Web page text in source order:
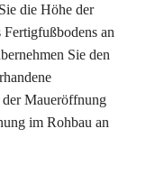
die Höhe der
an
Sie den
Maueröffnung
im Rohbau an